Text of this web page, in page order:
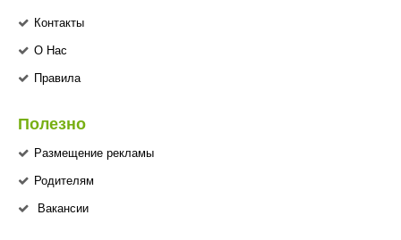
Контакты
О Нас
Правила
Полезно
Размещение рекламы
Родителям
Вакансии